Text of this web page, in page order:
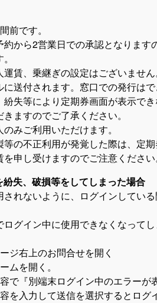
前です。
ら2営業日での承認となります
賃、乗継ぎの設定はございません
送付されます。窓口での発行はで
失等により定期券画面が表示でき
すのでご了承ください。
みご利用いただけます。
不正利用が発覚した際は、定期
し受けますのでご注意ください
失、破損等をしてしまった場合
れないように、ログインしてい
イン中に使用できなくなってし
右上のお問合せを開く
を開く。
『別端末ログイン中のエラーが
入力して送信を選択するとログ